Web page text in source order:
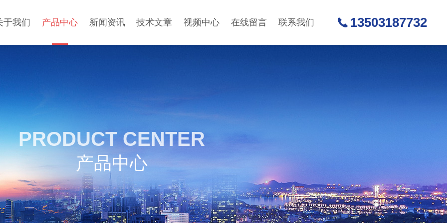
于我们 产品中心 新闻资讯 技术文章 视频中心 在线留言 联系我们 13503187732
PRODUCT CENTER
产品中心